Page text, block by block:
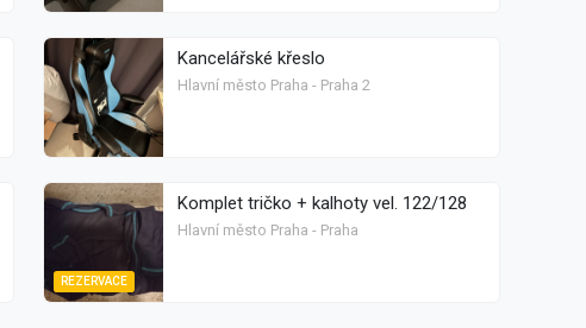
Kancelářské křeslo
Hlavní město Praha - Praha 2
REZERVACE
Komplet tričko + kalhoty vel. 122/128
Hlavní město Praha - Praha